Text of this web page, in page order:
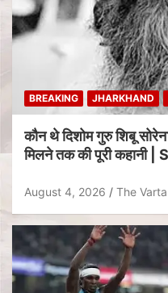
BREAKING JHARKHAND
कौन थे दिशोम गुरु शिबू
मिलने तक की पूरी
August 4, 2026 The Varta